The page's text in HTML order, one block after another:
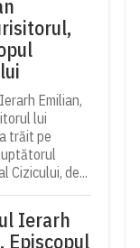
Emilian,
lui
trăit pe
Cizicului, de...
Ierarh
Episcopul